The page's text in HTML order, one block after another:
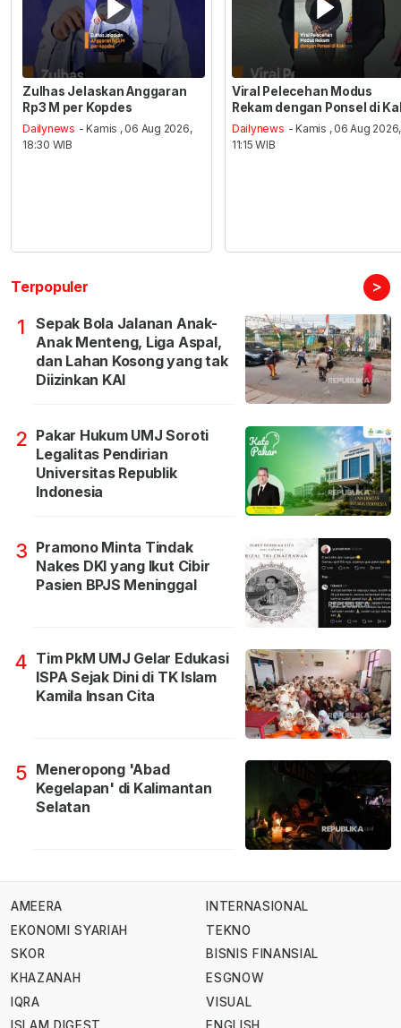
Zulhas Jelaskan Anggaran
Rp3 M per Kopdes
Dailynews - Kamis , 06 Aug 2026,
18:30 WIB
Viral Pelecehan Modus
Rekam dengan Ponsel di
Dailynews - Kamis , 06 Aug 2026,
11:15 WIB
Terpopuler >
1
Sepak Bola Jalanan Anak-
Anak Menteng, Liga Aspal,
dan Lahan Kosong yang tak
Diizinkan KAI
2 Pakar Hukum UMJ Soroti
Legalitas Pendirian
Universitas Republik
Indonesia
3 Pramono Minta Tindak
Nakes DKI yang Ikut Cibir
Pasien BPJS Meninggal
4 Tim PkM UMJ Gelar Edukasi
ISPA Sejak Dini di TK Islam
Kamila Insan Cita
5 Meneropong 'Abad
Kegelapan' di Kalimantan
Selatan
AMEERA
EKONOMI SYARIAH
SKOR
KHAZANAH
IQRA
INTERNASIONAL
TEKNO
BISNIS FINANSIAL
ESGNOW
VISUAL